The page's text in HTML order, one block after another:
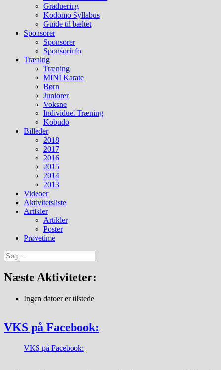
Graduering
Kodomo Syllabus
Guide til bæltet
Sponsorer
Sponsorer
Sponsorinfo
Træning
Træning
MINI Karate
Børn
Juniorer
Voksne
Individuel Træning
Kobudo
Billeder
2018
2017
2016
2015
2014
2013
Videoer
Aktivitetsliste
Artikler
Artikler
Poster
Prøvetime
Søg
efter:
Næste Aktiviteter:
Ingen datoer er tilstede
VKS på Facebook:
VKS på Facebook: